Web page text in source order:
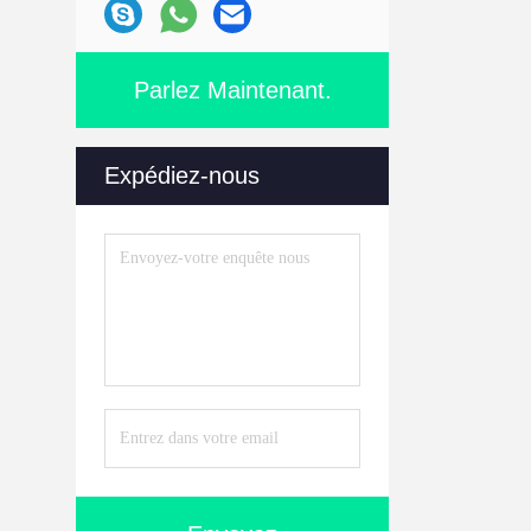
Parlez Maintenant.
Expédiez-nous